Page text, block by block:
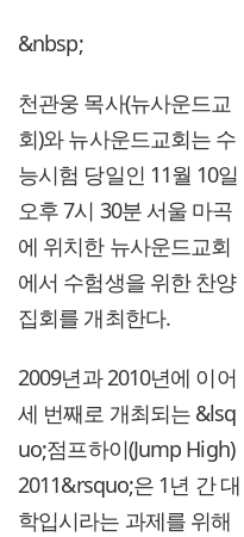
&nbsp;
천관웅 목사(뉴사운드교
회)와 뉴사운드교회는 수
능시험 당일인 11월 10일
오후 7시 30분 서울 마곡
에 위치한 뉴사운드교회
에서 수험생을 위한 찬양
집회를 개최한다.
2009년과 2010년에 이어
세 번째로 개최되는 &lsq
uo;점프하이(Jump High)
2011&rsquo;은 1년 간 대
학입시라는 과제를 위해